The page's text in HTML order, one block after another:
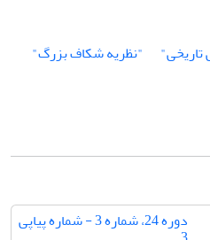
"نظریه شکاف بزرگ"
دوره 24، شماره 3 - شماره پیاپی